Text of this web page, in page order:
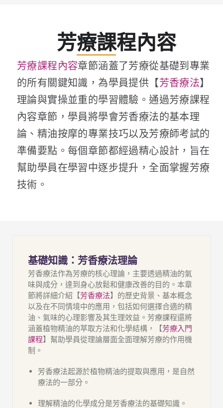
芳療課程內容
芳療課程內容章節涵蓋了芳療從基礎到專業
的所有關鍵知識，為學員提供【芳香療法】
理論與實操並重的學習體驗。通過芳療課程
內容章節，學員將學會芳香療法的基本理
論、精油按摩的專業技巧以及芳療師考試的
準備要點。每個章節都經過精心設計，旨在
幫助學員在學習中逐步提升，全面掌握芳療
技術。
基礎知識：芳香療法理論
芳香療法作為芳療的核心理論，主要透過精油的氣
味與成分，達到身心放鬆和健康改善的目的。本章
節將詳細介紹【芳香療法】的歷史背景、基本概念
以及在不同情境中的應用，包括如何選擇合適的精
油、氣味的心理影響及其生理效益。 芳療課程還將
涵蓋植物精油的萃取方法和化學結構，【芳療入門
課程】幫助學員從理論層面全面理解芳療的作用機
制。
芳香療法起源於植物精油的提取與應用，是自然
療法的一部分。
理解精油的化學成分是芳香療法的基礎知識。